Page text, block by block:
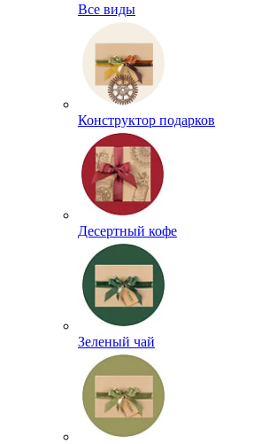
Все виды
Конструктор подарков
Десертный кофе
Зеленый чай